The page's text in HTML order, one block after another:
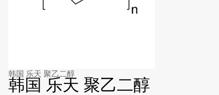
韩国 乐天 聚乙二醇
韩国 乐天 聚乙二醇